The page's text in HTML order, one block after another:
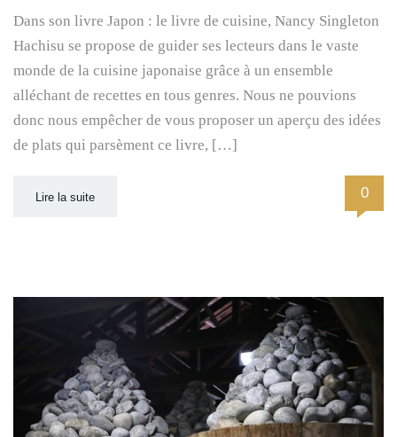
Dans son livre Japon : le livre de cuisine, Nancy Singleton
Hachisu se propose de guider ses lecteurs dans le vaste
monde de la cuisine japonaise grâce à un ensemble
alléchant de recettes en tous genres. Nous ne pouvions
donc nous empêcher de vous proposer un aperçu des idées
de plats qui parsèment ce livre, […]
Lire la suite 0